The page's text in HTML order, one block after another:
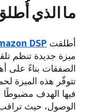
ما الذي
أطلقت DSP
ميزة جديدة تنظم
الصفقات بناءً على
تتوفّر هذه الميزة
فيها الهدف
الوصول، حيث تراقب